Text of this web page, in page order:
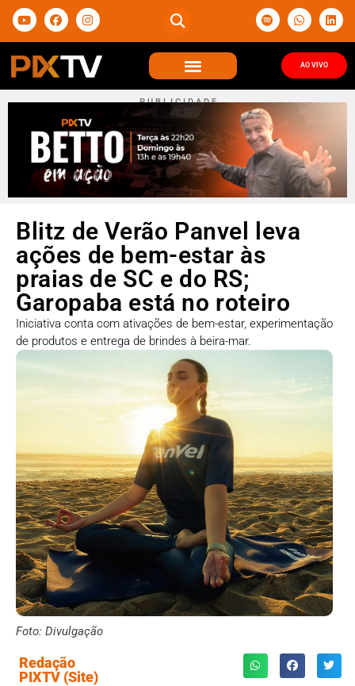
AO VIVO
P U B L I C I D A D E
Blitz de Verão Panvel leva
ações de bem-estar às
praias de SC e do RS;
Garopaba está no roteiro
Iniciativa conta com ativações de bem-estar, experimentação
de produtos e entrega de brindes à beira-mar.
Foto: Divulgação
Redação
PIXTV (Site)